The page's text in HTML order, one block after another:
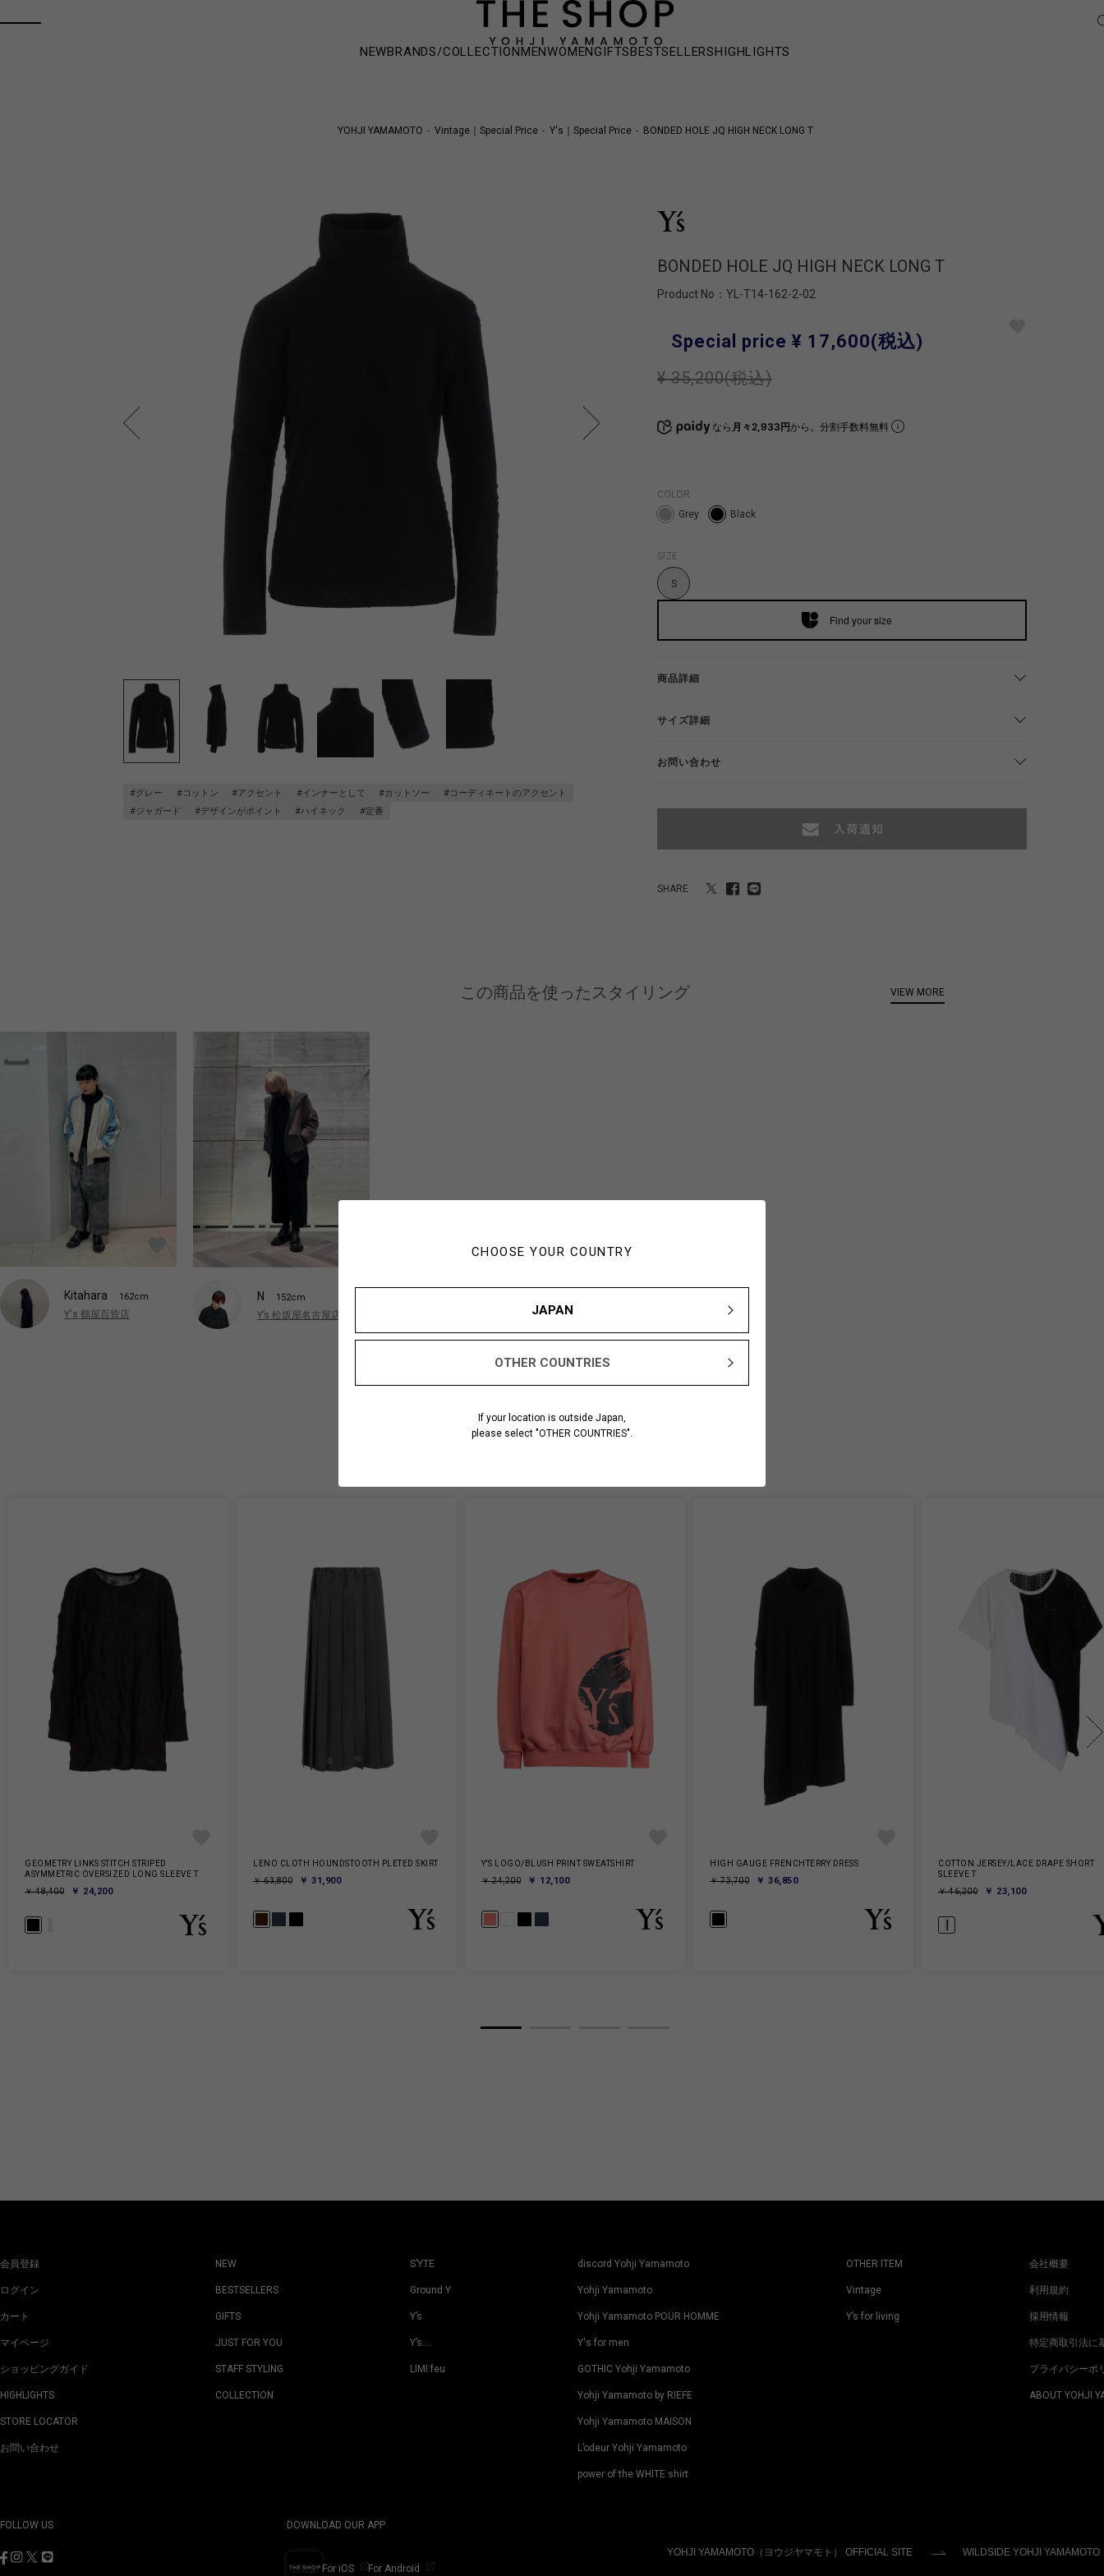
CHOOSE YOUR COUNTRY
JAPAN
OTHER COUNTRIES
If your location is outside Japan,
please select "OTHER COUNTRIES".
NEWBRANDS/COLLECTIONMENWOMENGIFTSBESTSELLERSHIGHLIGHTS
YOHJI YAMAMOTO Vintage｜Special Price Y's｜Special Price BONDED HOLE JQ HIGH NECK LONG T
#グレー #コットン #アクセント #インナーとして #カットソー
#コーディネートのアクセント
#ジャガード
#デザインがポイント #ハイネック #定番
BONDED HOLE JQ HIGH NECK LONG T
Product No： YL-T14-162-2-02
Special price ¥ 17,600(税込)
¥ 35,200(税込)
なら 月々2,933円から。分割手数料無料
COLOR
Grey
Black
SIZE
S
Find your size
商品詳細
サイズ詳細
お問い合わせ
SHARE
この商品を使ったスタイリング
Kitahara 162cm
Y's 鶴屋百貨店
N 152cm
Y’s 松坂屋名古屋店
VIEW MORE
GEOMETRY LINKS STITCH STRIPED
ASYMMETRIC OVERSIZED LONG SLEEVE T
￥ 48,400
￥ 24,200
LENO CLOTH HOUNDSTOOTH PLETED SKIRT
￥ 63,800
￥ 31,900
Y'S LOGO/BLUSH PRINT SWEATSHIRT
￥ 24,200
￥ 12,100
HIGH GAUGE FRENCHTERRY DRESS
￥ 73,700
￥ 36,850
COTTON JERSEY/LACE DRAPE SHORT
SLEEVE T
￥ 46,200
￥ 23,100
会員登録
ログイン
カート
マイページ
ショッピングガイド
HIGHLIGHTS
STORE LOCATOR
お問い合わせ
NEW
BESTSELLERS
GIFTS
JUST FOR YOU
STAFF STYLING
COLLECTION
S’YTE
Ground Y
Y’s
Y’s….
LIMI feu
discord Yohji Yamamoto
Yohji Yamamoto
Yohji Yamamoto POUR HOMME
Y's for men
GOTHIC Yohji Yamamoto
Yohji Yamamoto by RIEFE
Yohji Yamamoto MAISON
L’odeur Yohji Yamamoto
power of the WHITE shirt
OTHER ITEM
Vintage
Y’s for living
会社概要
利用規約
採用情報
特定商取引法に
プライバシーポ
ABOUT YOHJI
FOLLOW US DOWNLOAD OUR APP
For iOS For Android
YOHJI YAMAMOTO（ヨウジヤマモト） OFFICIAL SITE WILDSIDE YOHJI YAMAMOTO